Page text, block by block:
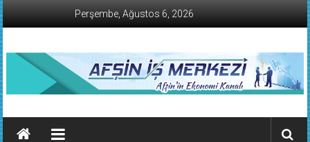
İçeriğe
geç
Perşembe, Ağustos 6, 2026
AFŞİN